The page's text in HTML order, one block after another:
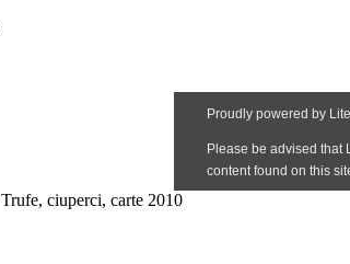
Trufe, ciuperci, carte 2010